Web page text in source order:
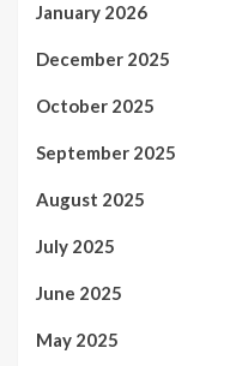
January 2026
December 2025
October 2025
September 2025
August 2025
July 2025
June 2025
May 2025